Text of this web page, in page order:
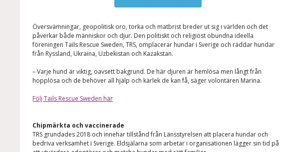
Översvämningar, geopolitisk oro, torka och matbrist breder ut sig i världen och det
påverkar både människor och djur. Den politiskt och religiöst obundna ideella
föreningen Tails Rescue Sweden, TRS, omplacerar hundar i Sverige och räddar hundar
från Ryssland, Ukraina, Uzbekistan och Kazakstan.
– Varje hund är viktig, oavsett bakgrund. De här djuren är hemlösa men långt från
hopplösa och de behöver all hjälp och kärlek de kan få, säger volontären Marina.
Följ Tails Rescue Sweden här
Chipmärkta och vaccinerade
TRS grundades 2018 och innehar tillstånd från Länsstyrelsen att placera hundar och
bedriva verksamhet i Sverige. Eldsjälarna som arbetar i organisationen lägger sin tid på